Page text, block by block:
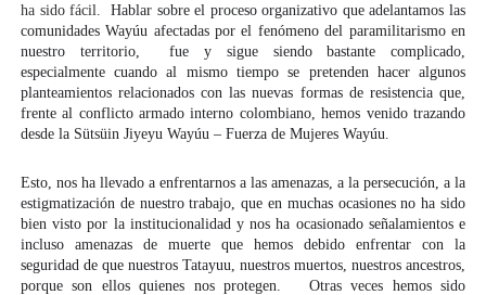
ha sido fácil. Hablar sobre el proceso organizativo que adelantamos las
comunidades Wayúu afectadas por el fenómeno del paramilitarismo en
nuestro territorio,  fue y sigue siendo bastante complicado,
especialmente cuando al mismo tiempo se pretenden hacer algunos
planteamientos relacionados con las nuevas formas de resistencia que,
frente al conflicto armado interno colombiano, hemos venido trazando
desde la Sütsüin Jiyeyu Wayúu – Fuerza de Mujeres Wayúu.
Esto, nos ha llevado a enfrentarnos a las amenazas, a la persecución, a la
estigmatización de nuestro trabajo, que en muchas ocasiones no ha sido
bien visto por la institucionalidad y nos ha ocasionado señalamientos e
incluso amenazas de muerte que hemos debido enfrentar con la
seguridad de que nuestros Tatayuu, nuestros muertos, nuestros ancestros,
porque son ellos quienes nos protegen.   Otras veces hemos sido